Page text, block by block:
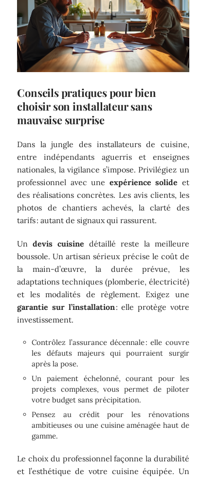
Conseils pratiques pour bien
choisir son installateur sans
mauvaise surprise
Dans la jungle des installateurs de cuisine,
entre indépendants aguerris et enseignes
nationales, la vigilance s’impose. Privilégiez un
professionnel avec une expérience solide et
des réalisations concrètes. Les avis clients, les
photos de chantiers achevés, la clarté des
tarifs : autant de signaux qui rassurent.
Undevis cuisine détaillé reste la meilleure
boussole. Un artisan sérieux précise le coût de
la main-d’œuvre, la durée prévue, les
adaptations techniques (plomberie, électricité)
et les modalités de règlement. Exigez une
garantie sur l’installation: elle protège votre
investissement.
Contrôlez l’assurance décennale : elle couvre
les défauts majeurs qui pourraient surgir
après la pose.
Un paiement échelonné, courant pour les
projets complexes, vous permet de piloter
votre budget sans précipitation.
Pensez au crédit pour les rénovations
ambitieuses ou une cuisine aménagée haut de
gamme.
Le choix du professionnel façonne la durabilité
et l’esthétique de votre cuisine équipée. Un